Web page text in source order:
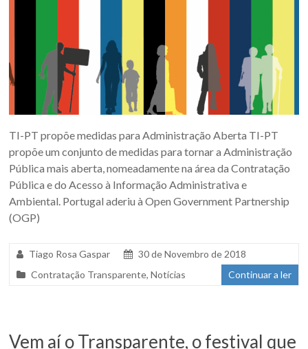
TI-PT propõe medidas para Administração Aberta TI-PT
propõe um conjunto de medidas para tornar a Administração
Pública mais aberta, nomeadamente na área da Contratação
Pública e do Acesso à Informação Administrativa e
Ambiental. Portugal aderiu à Open Government Partnership
(OGP)
Tiago Rosa Gaspar
30 de Novembro de 2018
Contratação Transparente,Notícias Continuar a ler
Vem aí o Transparente, o festival que